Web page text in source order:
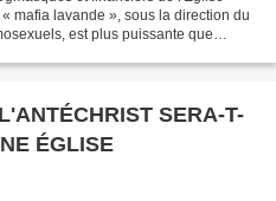
mafia lavande », sous la direction du
est plus puissante que
SERA-T-
ÉGLISE